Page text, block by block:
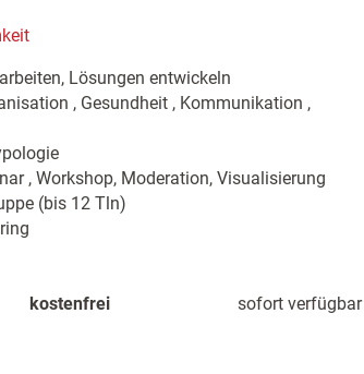
Lösungen entwickeln
, Gesundheit , Kommunikation ,
, Workshop, Moderation, Visualisierung
(bis 12 Tln)
kostenfrei sofort verfügbar